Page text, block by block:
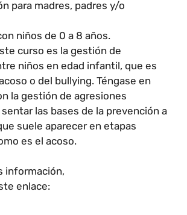
para madres, padres y/o
niños de 0 a 8 años.
curso es la gestión de
niños en edad infantil, que es
o del bullying. Téngase en
la gestión de agresiones
las bases de la prevención a
suele aparecer en etapas
es el acoso.
información,
enlace: